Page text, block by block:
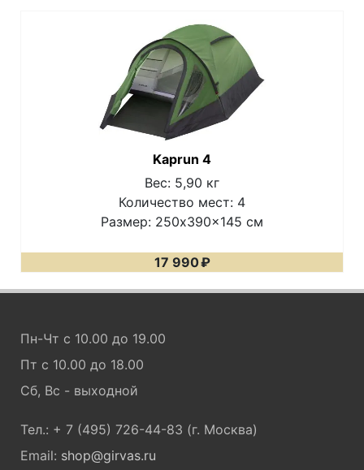
Kaprun 4
Вес: 5,90 кг
Количество мест: 4
Размер: 250x390x145 см
17 990₽
Пн-Чт с 10.00 до 19.00
Пт с 10.00 до 18.00
Сб, Вс - выходной
Тел.: + 7 (495) 726-44-83 (г. Москва)
Email: shop@girvas.ru